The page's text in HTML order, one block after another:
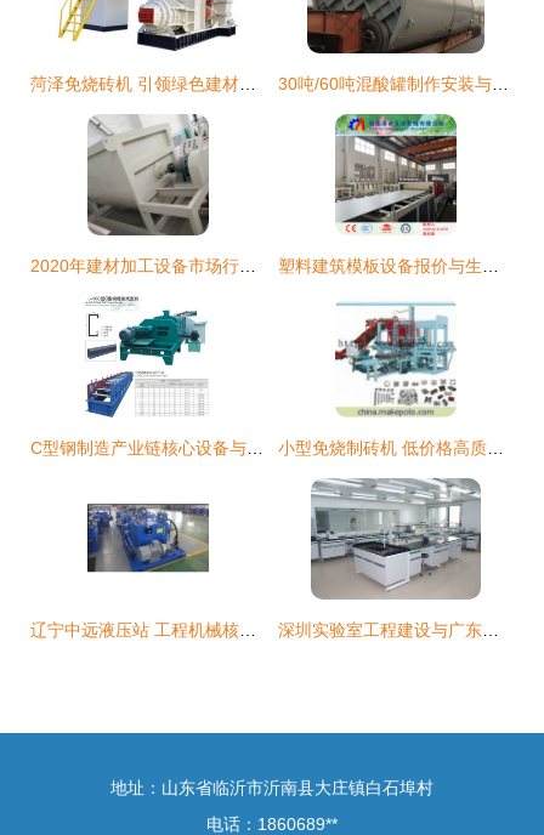
地址：山东省临沂市沂南县大庄镇白石埠村
电话：1860689**